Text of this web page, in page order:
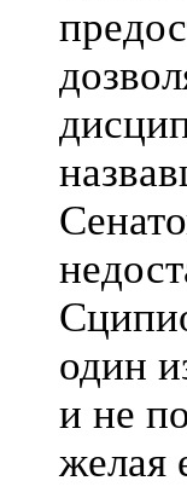
один
и не
желая